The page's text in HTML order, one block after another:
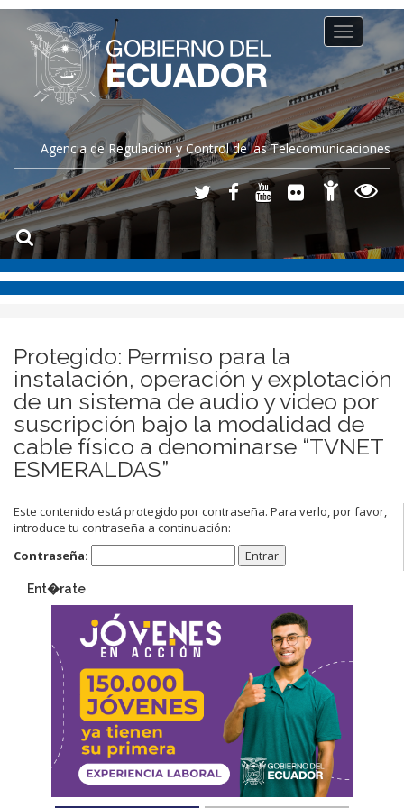
Agencia de Regulación y Control de las Telecomunicaciones
Toggle
navigation
Protegido: Permiso para la
instalación, operación y explotación
de un sistema de audio y video por
suscripción bajo la modalidad de
cable físico a denominarse “TVNET
ESMERALDAS”
Este contenido está protegido por contraseña. Para verlo, por favor,
introduce tu contraseña a continuación:
Contraseña:
Ent�rate